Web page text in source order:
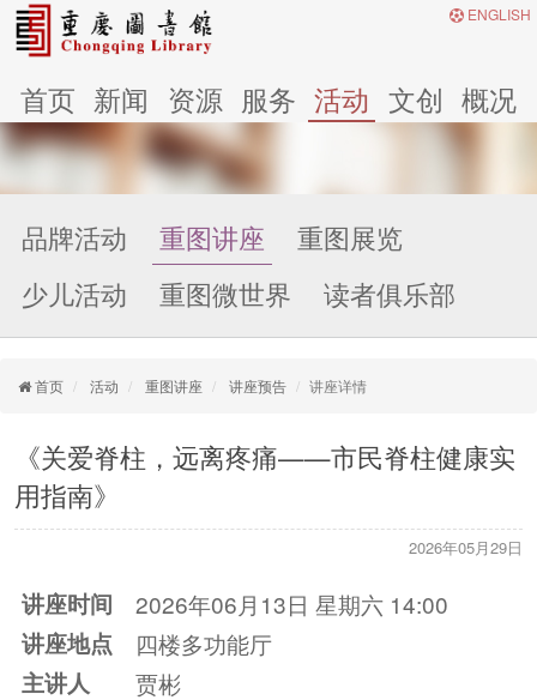
ENGLISH
首页 新闻 资源 服务 活动 文创 概况
品牌活动 重图讲座
重图展览
少儿活动
重图微世界 读者俱乐部
首页 活动 重图讲座 讲座预告 讲座详情
《关爱脊柱，远离疼痛——市民脊柱健康实
用指南》
2026年05月29日
讲座时间
2026年06月13日 星期六 14:00
讲座地点
四楼多功能厅
主讲人
贾彬